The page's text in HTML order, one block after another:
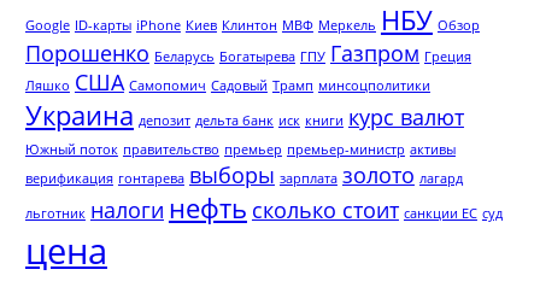
Google ID-карты iPhone Киев Клинтон МВФ Меркель НБУ Обзор
Порошенко Беларусь Богатырева ГПУ Газпром Греция
Ляшко США Самопомич Садовый Трамп минсоцполитики
Украина депозит дельта банк иск книги курс валют
Южный поток правительство премьер премьер-министр активы
верификация гонтарева выборы зарплата золото лагард
льготник налоги нефть сколько стоит санкции ЕС суд
цена